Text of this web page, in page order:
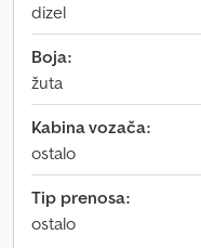
dizel
Boja:
žuta
Kabina vozača:
ostalo
Tip prenosa:
ostalo